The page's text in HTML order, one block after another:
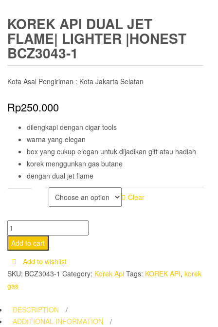
KOREK API DUAL JET
FLAME| LIGHTER |HONEST
BCZ3043-1
Kota Asal Pengiriman : Kota Jakarta Selatan
Rp250.000
dilengkapi dengan cigar tools
warna yang elegan
box yang cukup elegan untuk dijadikan gift atau hadiah
korek menggunkan gas butane
dengan dual jet flame
Clear
Korek
Api
Dual
Jet
Flame|
Lighter
BCZ3043-
Add to cart
Add to wishlist
SKU: BCZ3043-1 Category: Korek Api Tags: KOREK API, korek
gas
DESCRIPTION
ADDITIONAL INFORMATION